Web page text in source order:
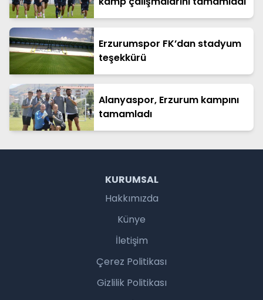
Erzurumspor FK’dan stadyum
teşekkürü
Alanyaspor, Erzurum kampını
tamamladı
KURUMSAL
Hakkımızda
Künye
İletişim
Çerez Politikası
Gizlilik Politikası